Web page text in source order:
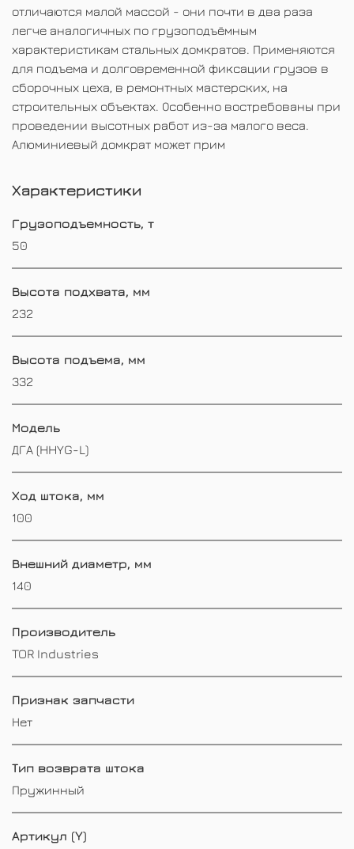
отличаются малой массой - они почти в два раза
легче аналогичных по грузоподъёмным
характеристикам стальных домкратов. Применяются
для подъема и долговременной фиксации грузов в
сборочных цеха, в ремонтных мастерских, на
строительных объектах. Особенно востребованы при
проведении высотных работ из-за малого веса.
Алюминиевый домкрат может прим
Характеристики
Грузоподъемность, т
50
Высота подхвата, мм
232
Высота подъема, мм
332
Модель
ДГА (HHYG-L)
Ход штока, мм
100
Внешний диаметр, мм
140
Производитель
TOR Industries
Признак запчасти
Нет
Тип возврата штока
Пружинный
Артикул (Y)